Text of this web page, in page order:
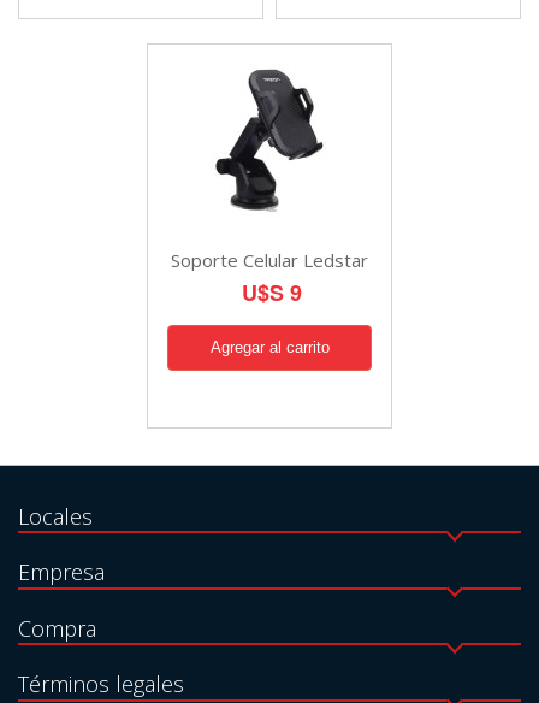
Soporte Celular Ledstar
U$S 9
Locales
Empresa
Compra
Términos legales